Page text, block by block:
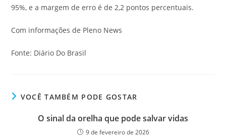
95%, e a margem de erro é de 2,2 pontos percentuais.
Com informações de Pleno News
Fonte: Diário Do Brasil
VOCÊ TAMBÉM PODE GOSTAR
O sinal da orelha que pode salvar vidas
9 de fevereiro de 2026